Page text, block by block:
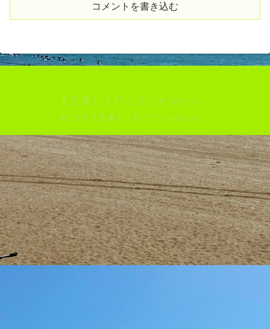
コメントを書き込む
人生楽しく行こうじゃないか。
© 2019 人生楽しく行こうじゃないか。.